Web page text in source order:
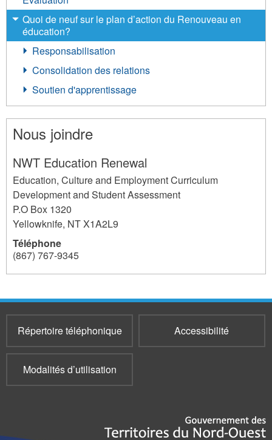
Quoi de neuf sur le plan d’action du Renouveau en
éducation?
Responsabilisation
Consolidation des relations
Soutien d'apprentissage
Nous joindre
NWT Education Renewal
Education, Culture and Employment Curriculum
Development and Student Assessment
P.O Box 1320
Yellowknife, NTX1A2L9
Téléphone
(867) 767-9345
237
Répertoire téléphonique Accessibilité
Modalités d’utilisation